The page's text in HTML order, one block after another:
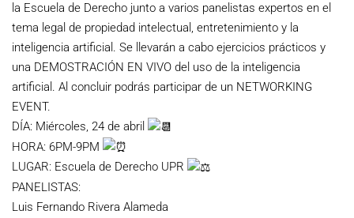
la Escuela de Derecho junto a varios panelistas expertos en el
tema legal de propiedad intelectual, entretenimiento y la
inteligencia artificial. Se llevarán a cabo ejercicios prácticos y
una DEMOSTRACIÓN EN VIVO del uso de la inteligencia
artificial. Al concluir podrás participar de un NETWORKING
EVENT.
DÍA: Miércoles, 24 de abril
HORA: 6PM-9PM
LUGAR: Escuela de Derecho UPR
PANELISTAS:
Luis Fernando Rivera Alameda